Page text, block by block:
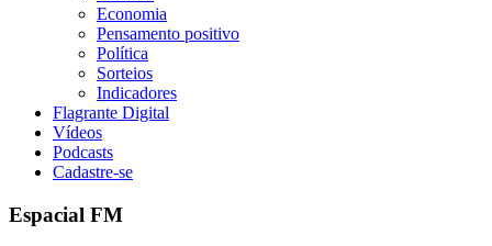
Economia
Pensamento positivo
Política
Sorteios
Indicadores
Flagrante Digital
Vídeos
Podcasts
Cadastre-se
Espacial FM